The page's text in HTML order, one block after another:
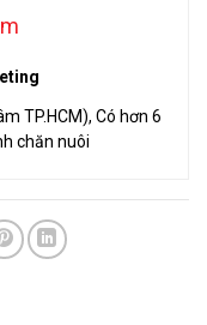
TP.HCM), Có hơn 6
chăn nuôi